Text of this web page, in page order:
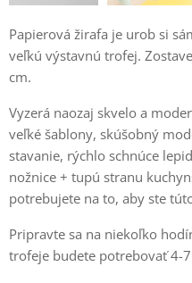
Papierová žirafa je urob si
veľkú výstavnú trofej.
cm.
Vyzerá naozaj skvelo a
veľké šablony, skúšobný
stavanie, rýchlo schnúce
nožnice + tupú stranu
potrebujete na to, aby ste
Pripravte sa na niekoľko
trofeje budete potrebovať 4-